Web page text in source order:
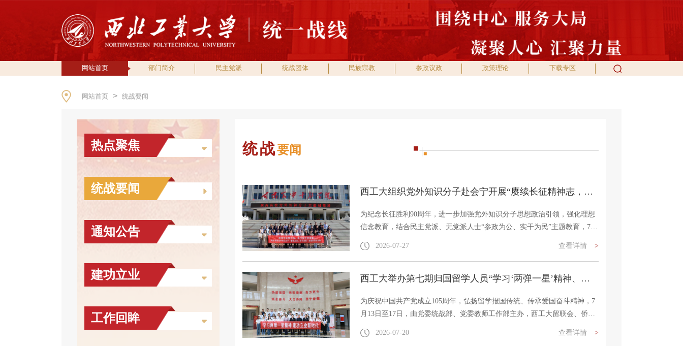
网站首页 部门简介 民主党派 统战团体 民族宗教 参政议政 政策理论 下载专区
网站首页 > 统战要闻
热点聚焦
统战要闻
通知公告
建功立业
工作回眸
统战要闻
西工大组织党外知识分子赴会宁开展“赓续长征精神志，笃行实干担当责”专题教育培训
为纪念长征胜利90周年，进一步加强党外知识分子思想政治引领，强化理想
信念教育，结合民主党派、无党派人士“参政为公、实干为民”主题教育，7月
办的陕西高校党外知识分子“赓续长征精神志，笃行实干担当责”专题教育研
士骨干成员20余人参加培训。开班式由学校党委统战部常务副部长乔彩...
2026-07-27 查看详情 >
西工大举办第七期归国留学人员“学习‘两弹一星’精神、建功立业新时代”主题研修班
为庆祝中国共产党成立105周年，弘扬留学报国传统、传承爱国奋斗精神，7
月13日至17日，由党委统战部、党委教师工作部主办，西工大留联会、侨联
修班在青海两弹一星干部学院成功举办。学校党委常委、党委统战部部长王
2026-07-20 查看详情 >